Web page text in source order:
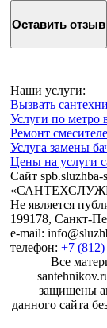
Наши услуги:
Вызвать
Услуги по метро
Ремонт
Услуга замены
Цены на услуги
Сайт
Не является
199178, Санкт-
e-mail:
телефон: +7 (812)
Все
защищены
данного сайта